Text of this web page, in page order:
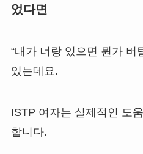
었다면
“내가 너랑 있으면 뭔가 버
있는데요.
ISTP 여자는 실제적인 도
합니다.